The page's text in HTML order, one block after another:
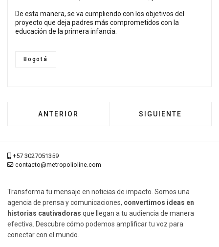
De esta manera, se va cumpliendo con los objetivos del
proyecto que deja padres más comprometidos con la
educación de la primera infancia.
Bogotá
ARTÍCULO ANTERIOR: "PRECARIZACIÓN
ANTERIOR ARTÍCULO
SIGUIENTE
+57 3027051359
contacto@metropolioline.com
Transforma tu mensaje en noticias de impacto. Somos una
agencia de prensa y comunicaciones, convertimos ideas en
historias cautivadoras que llegan a tu audiencia de manera
efectiva. Descubre cómo podemos amplificar tu voz para
conectar con el mundo.